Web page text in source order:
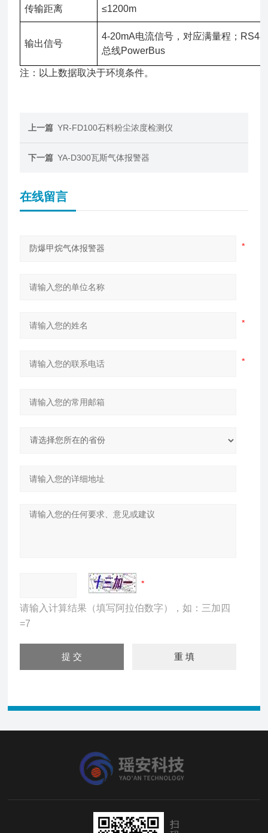
传输距离 ≤1200m
输出信号
4-20mA电流信号，对应满量程；
总线PowerBus
注：以上数据取决于环境条件。
上一篇 YR-FD100石料粉尘浓度检测仪
下一篇 YA-D300瓦斯气体报警器
在线留言
请输入计算结果（填写阿拉伯数字），如：三加四
=7
扫